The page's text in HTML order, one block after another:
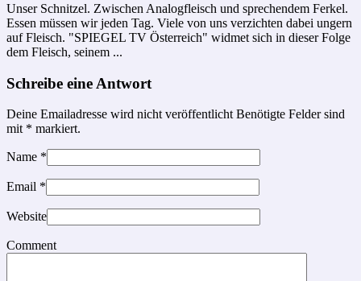
Unser Schnitzel. Zwischen Analogfleisch und sprechendem Ferkel.
Essen müssen wir jeden Tag. Viele von uns verzichten dabei ungern
auf Fleisch. "SPIEGEL TV Österreich" widmet sich in dieser Folge
dem Fleisch, seinem ...
Schreibe eine Antwort
Deine Emailadresse wird nicht veröffentlicht Benötigte Felder sind
mit * markiert.
Name *
Email *
Website
Comment